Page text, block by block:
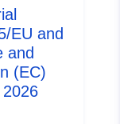
ar noteiktu
vai rāmji.
zonējumu ir
zonas
EU and
and
(EC)